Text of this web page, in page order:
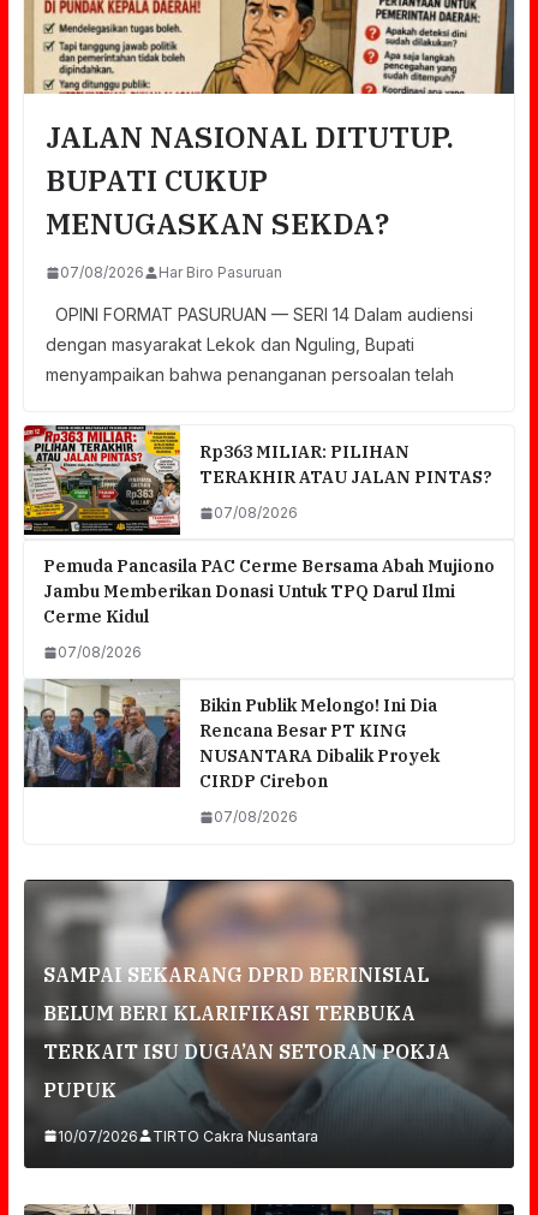
JALAN NASIONAL DITUTUP.
BUPATI CUKUP
MENUGASKAN SEKDA?
07/08/2026 Har Biro Pasuruan
OPINI FORMAT PASURUAN — SERI 14 Dalam audiensi
dengan masyarakat Lekok dan Nguling, Bupati
menyampaikan bahwa penanganan persoalan telah
Rp363 MILIAR: PILIHAN
TERAKHIR ATAU JALAN PINTAS?
07/08/2026
Pemuda Pancasila PAC Cerme Bersama Abah Mujiono
Jambu Memberikan Donasi Untuk TPQ Darul Ilmi
Cerme Kidul
07/08/2026
Bikin Publik Melongo! Ini Dia
Rencana Besar PT KING
NUSANTARA Dibalik Proyek
CIRDP Cirebon
07/08/2026
SAMPAI SEKARANG DPRD BERINISIAL
BELUM BERI KLARIFIKASI TERBUKA
TERKAIT ISU DUGA’AN SETORAN POKJA
PUPUK
10/07/2026 TIRTO Cakra Nusantara